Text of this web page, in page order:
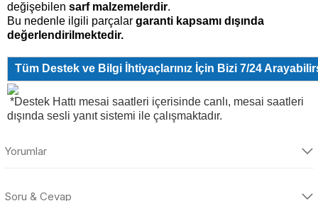
değişebilen sarf malzemelerdir.
Bu nedenle ilgili parçalar garanti kapsamı dışında
değerlendirilmektedir.
Tüm Destek ve Bilgi İhtiyaçlarınız İçin Bizi 7/24
*Destek Hattı mesai saatleri içerisinde canlı, mesai saatleri
dışında sesli yanıt sistemi ile çalışmaktadır.
Yorumlar
Soru & Cevap